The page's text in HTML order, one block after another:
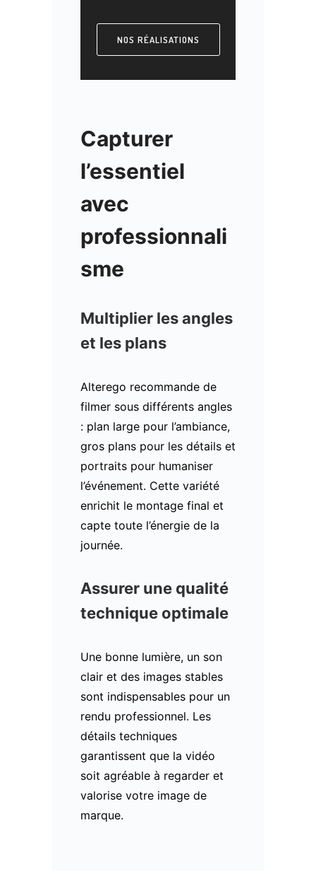
NOS RÉALISATIONS
Capturer
l’essentiel
avec
professionnali
sme
Multiplier les angles
et les plans
Alterego recommande de
filmer sous différents angles
: plan large pour l’ambiance,
gros plans pour les détails et
portraits pour humaniser
l’événement. Cette variété
enrichit le montage final et
capte toute l’énergie de la
journée.
Assurer une qualité
technique optimale
Une bonne lumière, un son
clair et des images stables
sont indispensables pour un
rendu professionnel. Les
détails techniques
garantissent que la vidéo
soit agréable à regarder et
valorise votre image de
marque.